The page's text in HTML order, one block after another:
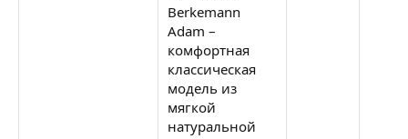
Berkemann
Adam –
комфортная
классическая
модель из
мягкой
натуральной